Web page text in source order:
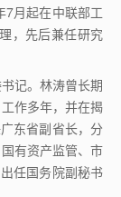
7月起在中联部工
，先后兼任研究
记。林涛曾长期
作多年，并在揭
东省副省长，分
有资产监管、市
任国务院副秘书